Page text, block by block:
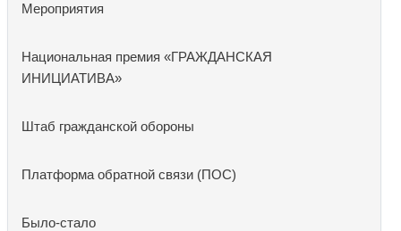
Мероприятия
Национальная премия «ГРАЖДАНСКАЯ
ИНИЦИАТИВА»
Штаб гражданской обороны
Платформа обратной связи (ПОС)
Было-стало